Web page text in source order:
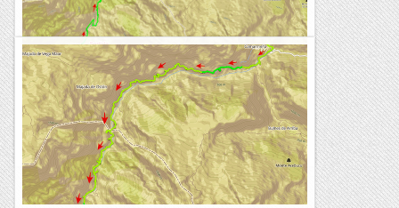
La Ruta del Cares entre Caín i Poncebos.
Itinerari marcat amb el rellotge Suunto Traverse.Després
d'estar tota la nit plovent amb una forta tempesta elèctrica al
poble de Caín, el dia és desperta magnífic, quasi...
Sortides a Muntanya